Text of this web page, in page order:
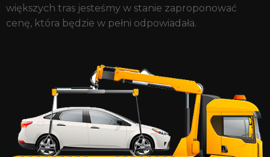
większych tras jesteśmy w stanie zaproponować
cenę, która będzie w pełni odpowiadała.